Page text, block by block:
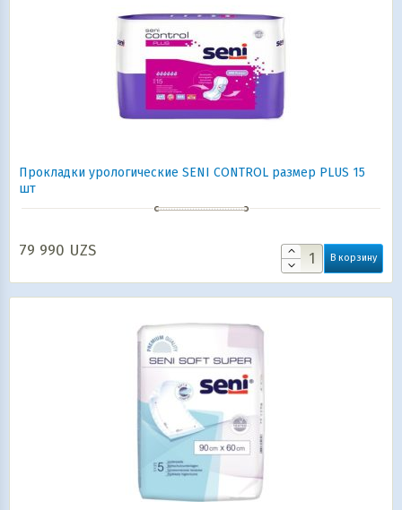
Прокладки урологические SENI CONTROL размер PLUS 15
шт
79 990 UZS В корзину